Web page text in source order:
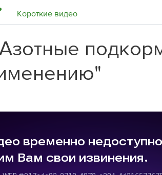
рынка
Короткие видео